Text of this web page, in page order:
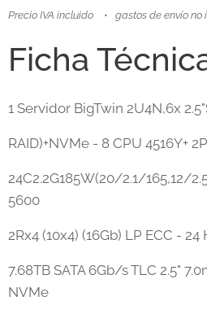
Precio IVA incluido gastos de envío no
Ficha
1 Servidor BigTwin 2U4N,6x
RAID)+NVMe - 8 CPU 4516Y+ 2P
24C2.2G185W(20/2.1/165,12/
5600
2Rx4 (10x4) (16Gb) LP ECC -
7.68TB SATA 6Gb/s TLC 2.5"
NVMe